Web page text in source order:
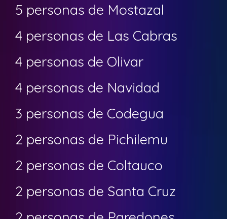
5 personas de Mostazal
4 personas de Las Cabras
4 personas de Olivar
4 personas de Navidad
3 personas de Codegua
2 personas de Pichilemu
2 personas de Coltauco
2 personas de Santa Cruz